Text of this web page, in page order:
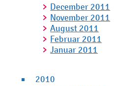
December 2011
November 2011
August 2011
Februar 2011
Januar 2011
2010